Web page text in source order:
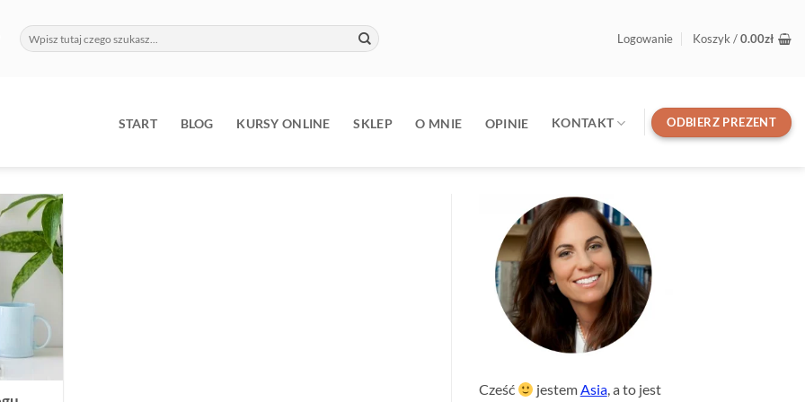
Szukaj: Logowanie Koszyk /0.00zł
START BLOG KURSY ONLINE SKLEP O MNIE OPINIE KONTAKT ODBIERZ PREZENT
Cześć jestemAsia, a to jest